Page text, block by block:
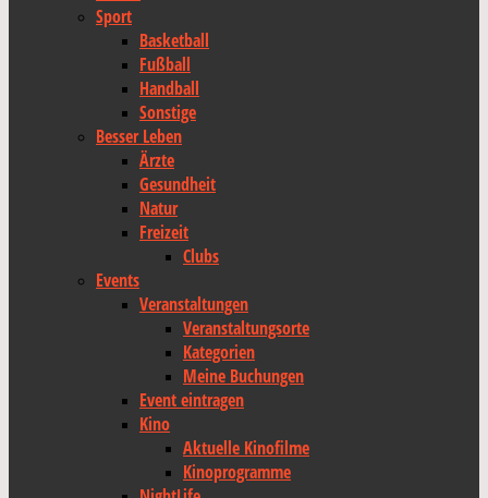
Sport
Basketball
Fußball
Handball
Sonstige
Besser Leben
Ärzte
Gesundheit
Natur
Freizeit
Clubs
Events
Veranstaltungen
Veranstaltungsorte
Kategorien
Meine Buchungen
Event eintragen
Kino
Aktuelle Kinofilme
Kinoprogramme